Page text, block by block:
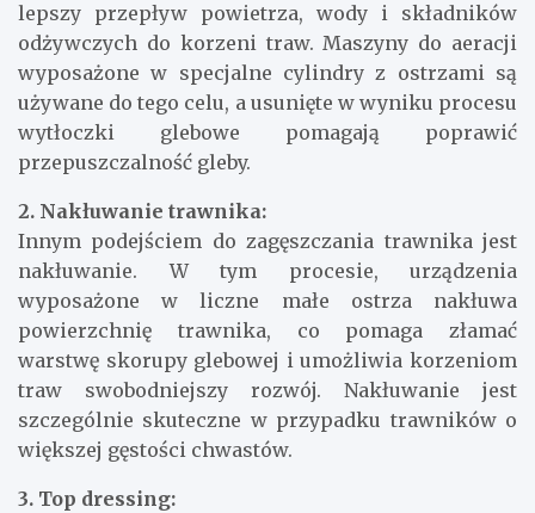
lepszy przepływ powietrza, wody i składników
odżywczych do korzeni traw. Maszyny do aeracji
wyposażone w specjalne cylindry z ostrzami są
używane do tego celu, a usunięte w wyniku procesu
wytłoczki glebowe pomagają poprawić
przepuszczalność gleby.
2. Nakłuwanie trawnika:
Innym podejściem do zagęszczania trawnika jest
nakłuwanie. W tym procesie, urządzenia
wyposażone w liczne małe ostrza nakłuwa
powierzchnię trawnika, co pomaga złamać
warstwę skorupy glebowej i umożliwia korzeniom
traw swobodniejszy rozwój. Nakłuwanie jest
szczególnie skuteczne w przypadku trawników o
większej gęstości chwastów.
3. Top dressing: